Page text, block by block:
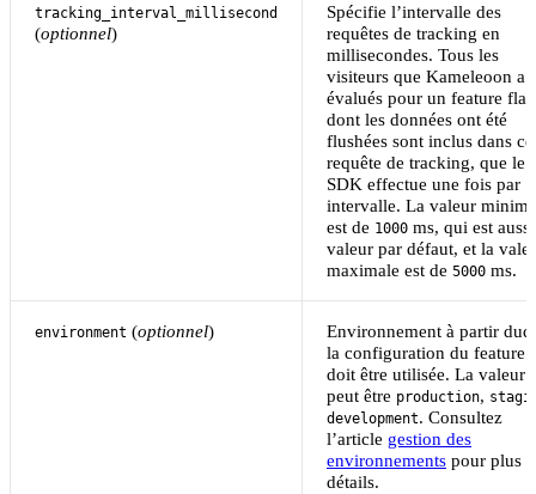
tracking_interval_millisecond
(optionnel)
Spécifie l’intervalle des
requêtes de tracking en
millisecondes. Tous les
visiteurs que Kameleoon a
évalués pour un feature
dont les données ont été
flushées sont inclus dans
requête de tracking, que le
SDK effectue une fois par
intervalle. La valeur
est de 1000 ms, qui est
valeur par défaut, et la
maximale est de 5000 ms.
environment (optionnel)
Environnement à partir
la configuration du feature
doit être utilisée. La valeur
peut être production,
development. Consultez
l’article gestion des
environnements pour plus
détails.